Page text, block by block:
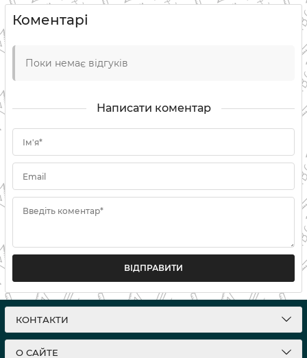
Коментарі
Поки немає відгуків
Написати коментар
Ім'я*
Email
Введіть коментар*
ВІДПРАВИТИ
КОНТАКТИ
О САЙТЕ